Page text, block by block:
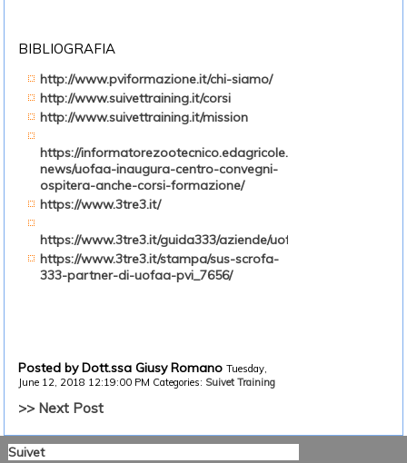
BIBLIOGRAFIA
http://www.pviformazione.it/chi-siamo/
http://www.suivettraining.it/corsi
http://www.suivettraining.it/mission
https://informatorezootecnico.edagricole.it/flash-
news/uofaa-inaugura-centro-convegni-
ospitera-anche-corsi-formazione/
https://www.3tre3.it/
https://www.3tre3.it/guida333/aziende/uofaa
https://www.3tre3.it/stampa/sus-scrofa-
333-partner-di-uofaa-pvi_7656/
Posted by Dott.ssa Giusy RomanoTuesday,
June 12, 2018 12:19:00 PM Categories: Suivet Training
>> Next Post
Suivet